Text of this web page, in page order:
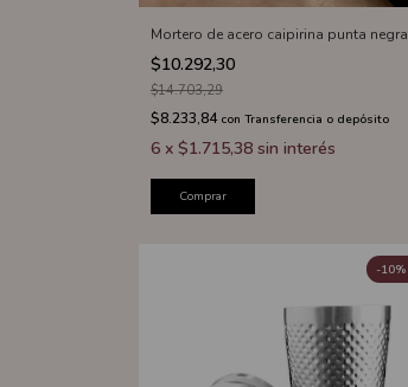
Mortero de acero caipirina punta negra
$10.292,30
$14.703,29
$8.233,84 con Transferencia o depósito
6 x $1.715,38 sin interés
Comprar
-10%